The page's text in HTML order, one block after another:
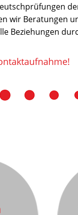
wir Beratungen
Beziehungen